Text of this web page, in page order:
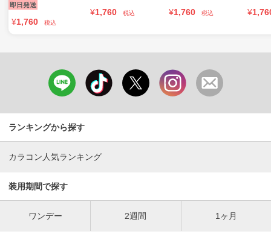
即日発送
¥1,760 税込
¥1,760 税込 ¥1,760 税込 ¥
ランキングから探す
カラコン人気ランキング
装用期間で探す
ワンデー 2週間 1ヶ月